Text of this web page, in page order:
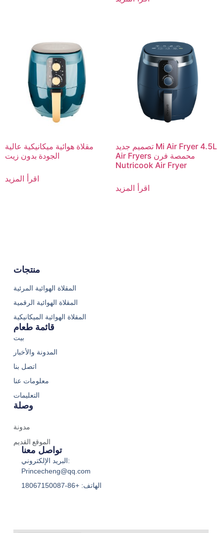
مقلاة هوائية ميكانيكية عالية
الجودة بدون زيت
اقرأ المزيد
تصميم جديد Mi Air Fryer 4.5L
Air Fryers محمصة فرن
Nutricook Air Fryer
اقرأ المزيد
منتجات
المقلاة الهوائية المرئية
المقلاة الهوائية الرقمية
المقلاة الهوائية الميكانيكية
قائمة طعام
بيت
المدونة والأخبار
اتصل بنا
معلومات عنا
التعليمات
وصلة
مدونة
الموقع القديم
تواصل معنا
البريد الإلكتروني:
Princecheng@qq.com